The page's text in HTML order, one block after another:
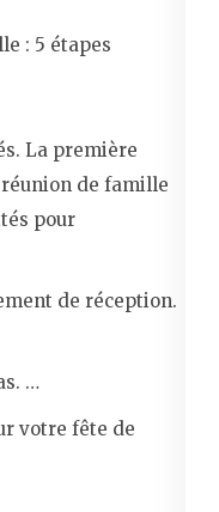
: 5 étapes
La première
de famille
pour
de réception.
…
votre fête de